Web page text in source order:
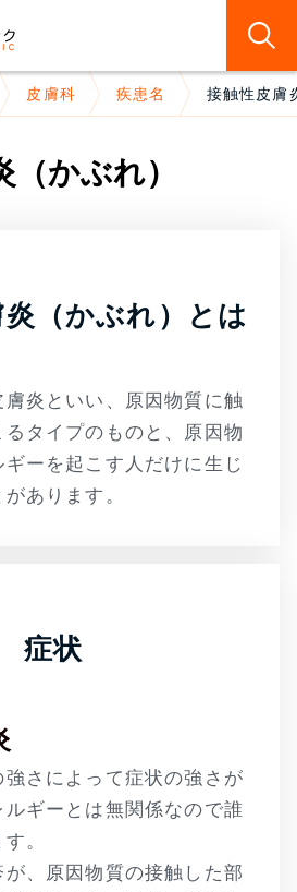
皮膚科 疾患名 接触性皮膚
かぶれ）
（かぶれ）とは
炎といい、原因物質に触
タイプのものと、原因物
ーを起こす人だけに生じ
あります。
症状
さによって症状の強さが
ギーとは無関係なので誰
。
、原因物質の接触した部